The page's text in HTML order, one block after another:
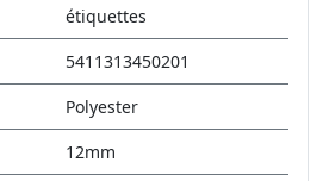
étiquettes
5411313450201
Polyester
12mm